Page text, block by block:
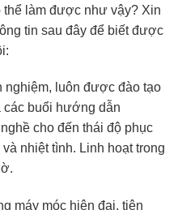
thể làm được như vậy? Xin
tin sau đây để biết được
nghiệm, luôn được đào tạo
các buổi hướng dẫn
cho đến thái độ phục
nhiệt tình. Linh hoạt trong
máy móc hiện đại, tiên